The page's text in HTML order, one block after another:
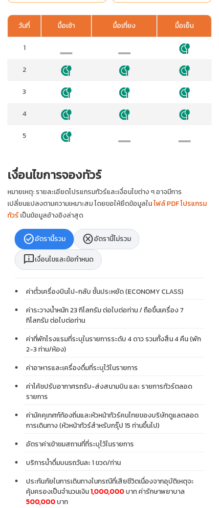
วันที่ มื้อเช้า มื้อเที่ยง มื้อเย็น
1
2
3
4
5
เงื่อนไขการจองทัวร์
หมายเหตุ: รายละเอียดโปรแกรมทัวร์และเงื่อนไขต่าง ๆ อาจมีการ
เปลี่ยนแปลงตามความเหมาะสม โดยขอให้ยึดข้อมูลในไฟล์ PDF โปรแกรม
ทัวร์เป็นข้อมูลอ้างอิงล่าสุด
check_circleอัตรานี้รวม cancelอัตรานี้ไม่รวม
chat_infoเงื่อนไขและข้อกำหนด
ค่าตั๋วเครื่องบินไป-กลับ ชั้นประหยัด (ECONOMY CLASS)
ค่าระวางน้ำหนัก 23 กิโลกรัม ต่อใบต่อท่าน / ถือขึ้นเครื่อง 7
กิโลกรัม ต่อใบต่อท่าน
ค่าที่พักโรงแรมที่ระบุในรายการระดับ 4 ดาว รวมทั้งสิ้น 4 คืน (พัก
2-3 ท่าน/ห้อง)
ค่าอาหารและเครื่องดื่มที่ระบุไว้ในรายการ
ค่าโค้ชปรับอากาศรถรับ-ส่งสนามบิน และ รายการทัวร์ตลอด
รายการ
ค่ามัคคุเทศก์ท้องถิ่นและหัวหน้าทัวร์คนไทยของบริษัทดูแลตลอด
การเดินทาง (หัวหน้าทัวร์สำหรับกรุ๊ป 15 ท่านขึ้นไป)
อัตราค่าเข้าชมสถานที่ที่ระบุไว้ในรายการ
บริการน้ำดื่มบนรถวันละ 1 ขวด/ท่าน
ประกันภัยในการเดินทางในกรณีที่เสียชีวิตเนื่องจากอุบัติเหตุจะ
คุ้มครองเป็นจำนวนเงิน1,000,000บาท ค่ารักษาพยาบาล
500,000บาท